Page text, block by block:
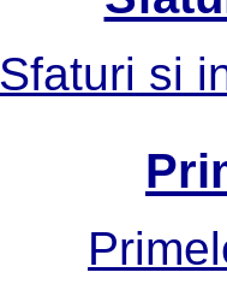
Sfaturi si